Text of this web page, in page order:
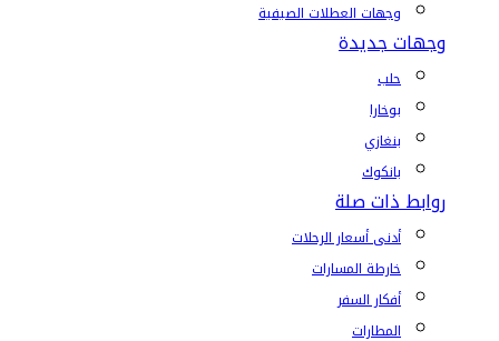
وجهات العطلات الصيفية
وجهات جديدة
حلب
بوخارا
بنغازي
بانكوك
روابط ذات صلة
أدنى أسعار الرحلات
خارطة المسارات
أفكار السفر
المطارات